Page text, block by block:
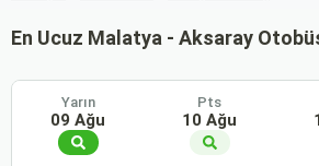
En Ucuz Malatya - Aksaray
Yarın
09 Ağu
Pts
10 Ağu